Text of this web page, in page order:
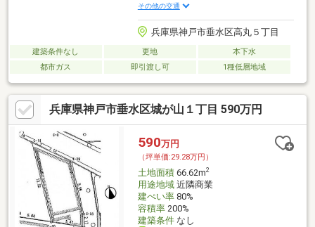
その他の交通
兵庫県神戸市垂水区高丸５丁目
建築条件なし 更地
本下水
都市ガス
即引渡し可 1種低層地域
兵庫県神戸市垂水区城が山１丁目 590万円
590万円
（坪単価:29.28万円）
土地面積66.62m2
用途地域近隣商業
建ぺい率80%
容積率200%
建築条件なし